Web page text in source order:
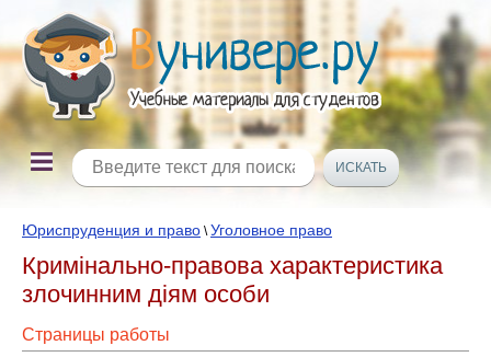
Юриспруденция и право \Уголовное право
Кримінально-правова характеристика
злочинним діям особи
Страницы работы